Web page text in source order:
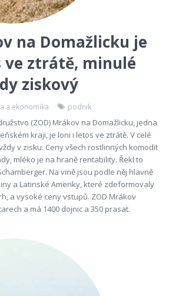
na Domažlicku je
ve ztrátě, minulé
ziskový
a ekonomika podnik
(ZOD) Mrákov na Domažlicku, jedna
kraji, je loni i letos ve ztrátě. V celé
v zisku. Ceny všech rostlinných komodit
mléko je na hraně rentability. Řekl to
Na vině jsou podle něj hlavně
a Latinské Ameriky, které zdeformovaly
a vysoké ceny vstupů. ZOD Mrákov
a má 1400 dojnic a 350 prasat.